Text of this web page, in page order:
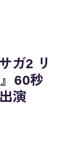
ガ2 リ
60秒
演